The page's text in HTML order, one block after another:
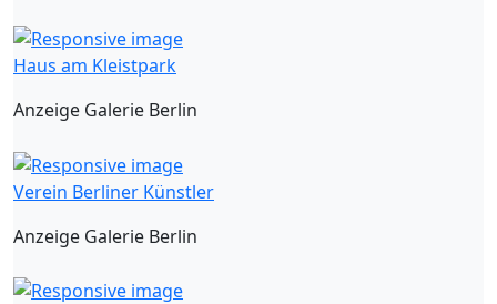
Haus am Kleistpark
Anzeige Galerie Berlin
Verein Berliner Künstler
Anzeige Galerie Berlin